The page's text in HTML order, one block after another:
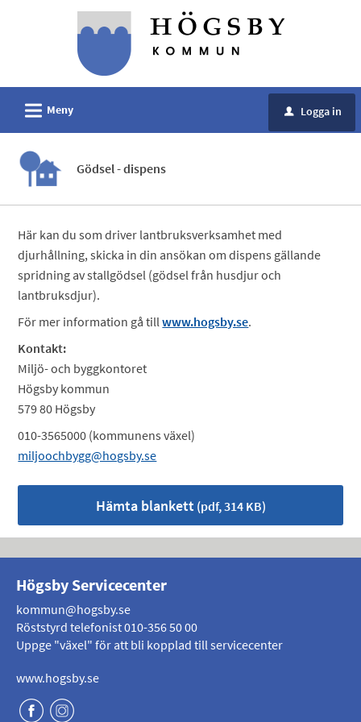
Välkommen
Högsby
kommun
L Meny u Logga in
Gödsel - dispens
Här kan du som driver lantbruksverksamhet med
djurhållning, skicka in din ansökan om dispens gällande
spridning av stallgödsel (gödsel från husdjur och
lantbruksdjur).
För mer information gå tillwww.hogsby.se.
Kontakt:
Miljö- och byggkontoret
Högsby kommun
579 80 Högsby
010-3565000 (kommunens växel)
miljoochbygg@hogsby.se
Hämta blankett(pdf, 314 KB)
Högsby Servicecenter
kommun@hogsby.se
Röststyrd telefonist010-356 50 00
Uppge "växel" för att bli kopplad till servicecenter
www.hogsby.se